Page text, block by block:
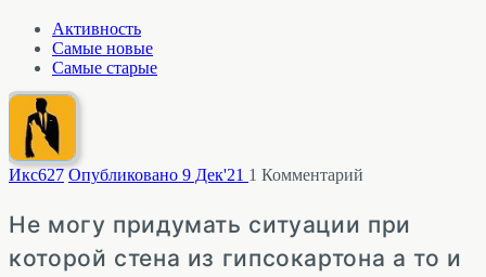
Активность
Самые новые
Самые старые
Икс627 Опубликовано 9 Дек'21 1 Комментарий
Не могу придумать ситуации при
которой стена из гипсокартона а то и